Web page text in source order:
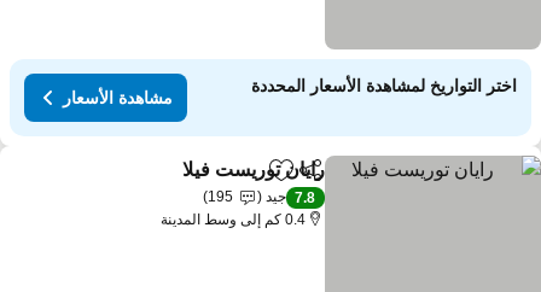
اختر التواريخ لمشاهدة الأسعار المحددة
مشاهدة الأسعار
مشاركةAdd to favorites
رايان توريست فيلا
7.8 جيد
195
0.4 كم إلى وسط المدينة